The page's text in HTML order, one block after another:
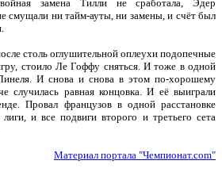
замена Тилли не сработала, Эдер
смущали ни тайм-ауты, ни замены, и счёт был
столь оглушительной оплеухи подопечные
стоило Ле Гоффу сняться. И тоже в одной
И снова и снова в этом по-хорошему
случилась равная концовка. И её выиграли
Провал французов в одной расстановке
и все подвиги второго и третьего сета
Материал портала "Чемпионат.com"